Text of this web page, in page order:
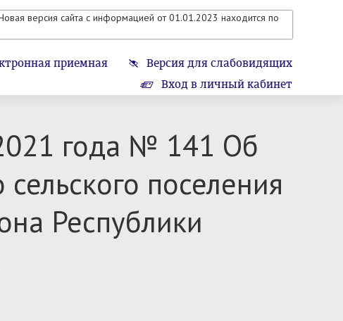
версия сайта с информацией от 01.01.2023 находится по
приемная
Версия для слабовидящих
Вход в личный кабинет
года № 141 Об
поселения
Республики